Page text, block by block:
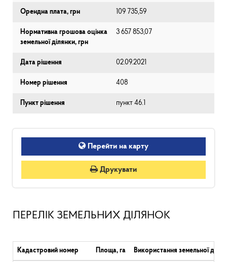
Орендна плата, грн 109 735,59
Нормативна грошова оцінка
земельної ділянки, грн
3 657 853,07
Дата рішення 02.09.2021
Номер рішення 408
Пункт рішення пункт 46.1
Перейти на карту
Друкувати
ПЕРЕЛІК ЗЕМЕЛЬНИХ ДІЛЯНОК
Кадастровий номер Площа, га Використання земельної